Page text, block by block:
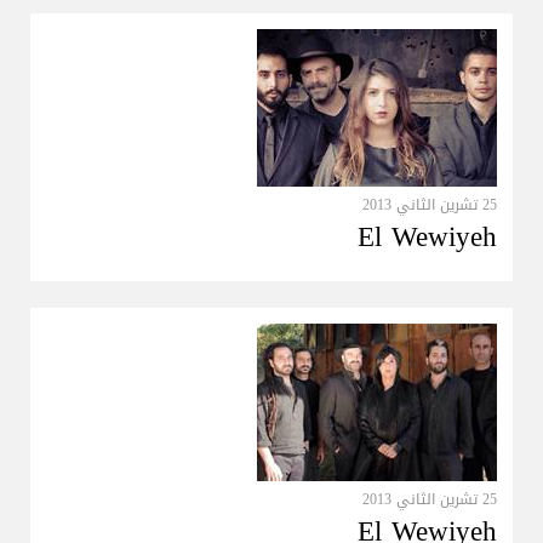
25 تشرين الثاني 2013
El Wewiyeh
25 تشرين الثاني 2013
El Wewiyeh